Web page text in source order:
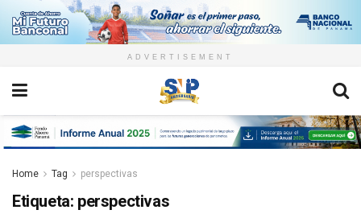
ADVERTISEMENT
Home Tag perspectivas
Etiqueta: perspectivas